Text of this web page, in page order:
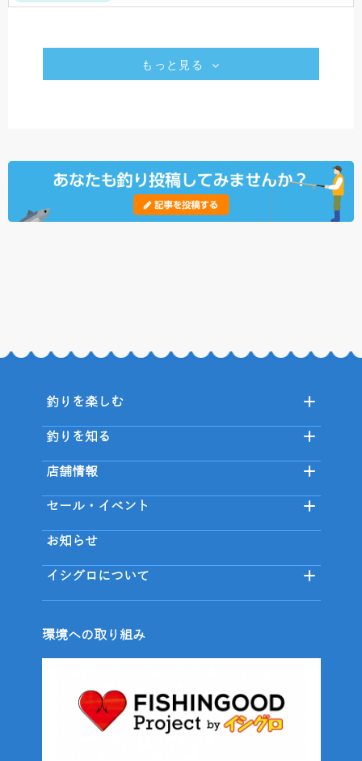
もっと見る
釣りを楽しむ
釣りを知る
店舗情報
セール・イベント
お知らせ
イシグロについて
環境への取り組み